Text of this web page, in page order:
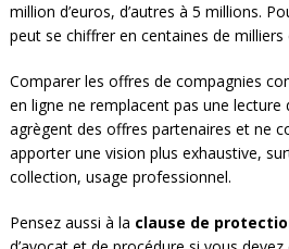
million d’euros, d’autres à 5 millions.
peut se chiffrer en centaines de milliers
Comparer les offres de compagnies
en ligne ne remplacent pas une
agrègent des offres partenaires et ne
apporter une vision plus exhaustive,
collection, usage professionnel.
Pensez aussi à la clause de